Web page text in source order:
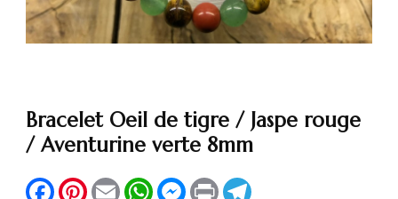
Bracelet Oeil de tigre / Jaspe rouge
/ Aventurine verte 8mm
FacebookPinterest
Email WhatsApp
Messenger
Print